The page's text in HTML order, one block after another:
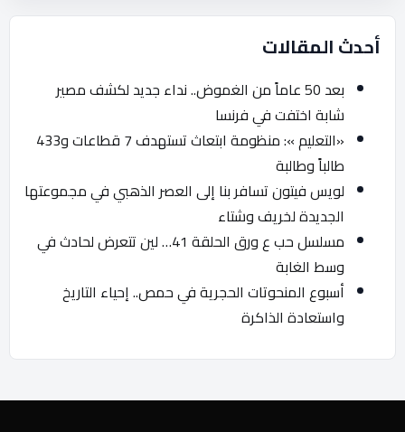
أحدث المقالات
بعد 50 عاماً من الغموض.. نداء جديد لكشف مصير
شابة اختفت في فرنسا
«التعليم »: منظومة ابتعاث تستهدف 7 قطاعات و433
طالباً وطالبة
لويس فيتون تسافر بنا إلى العصر الذهبي في مجموعتها
الجديدة لخريف وشتاء
مسلسل حب ع ورق الحلقة 41… لين تتعرض لحادث في
وسط الغابة
أسبوع المنحوتات الحجرية في حمص.. إحياء التاريخ
واستعادة الذاكرة